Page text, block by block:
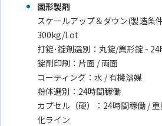
固形製剤
スケールアップ＆ダウン(製造条
300kg/Lot
打錠･錠剤選別：丸錠/異形錠 -
錠剤印刷：片面 / 両面
コーティング：水 / 有機溶媒
粉体選別：24時間稼働
カプセル（硬）：24時間稼働 /
化ライン